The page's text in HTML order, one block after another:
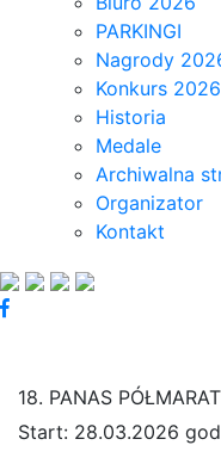
PARKINGI
Nagrody
Konkurs 2026
Historia
Medale
Archiwalna
Organizator
Kontakt
18. PANAS
Start: 28.03.2026